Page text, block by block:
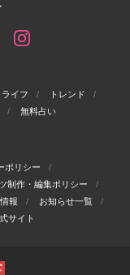
ライフ
トレンド
無料占い
ポリシー
制作・編集ポリシー
報
お知らせ一覧
サイト